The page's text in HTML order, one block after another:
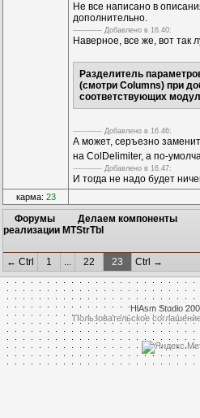
Не все написано в
дополнительно.
------------ Дoбавленo в 16.40:
Наверное, все же, вот так
Разделитель
(смотри Columns) при
соответствующих
------------ Дoбавленo в 16.46:
А может, серъезно
на ColDelimiter, а по-
------------ Дoбавленo в 16.47:
И тогда не надо будет
карма: 23
Форумы
Делаем компоненты
реализации MTStrTbl
← Ctrl 1 ... 22 23 Ctrl →
HiAsm Studio
Пользовательское